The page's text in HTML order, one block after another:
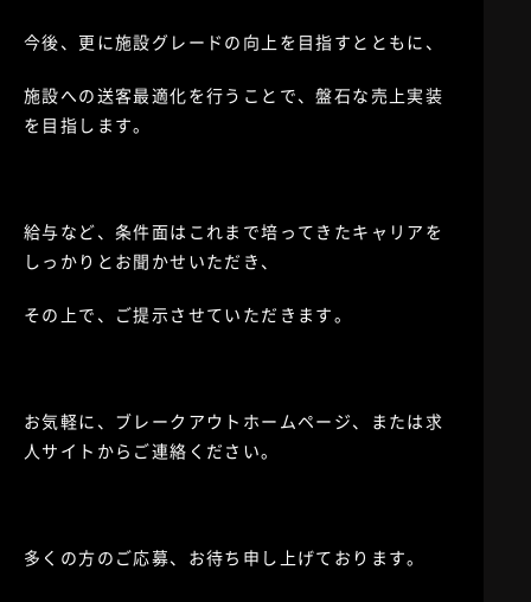
今後、更に施設グレードの向上を目指すとともに、
施設への送客最適化を行うことで、盤石な売上実装
を目指します。
給与など、条件面はこれまで培ってきたキャリアを
しっかりとお聞かせいただき、
その上で、ご提示させていただきます。
お気軽に、ブレークアウトホームページ、または求
人サイトからご連絡ください。
多くの方のご応募、お待ち申し上げております。